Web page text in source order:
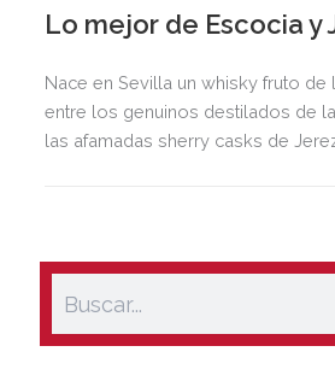
Lo mejor de Escocia y
Nace en Sevilla un whisky fruto
entre los genuinos destilados de
las afamadas sherry casks de